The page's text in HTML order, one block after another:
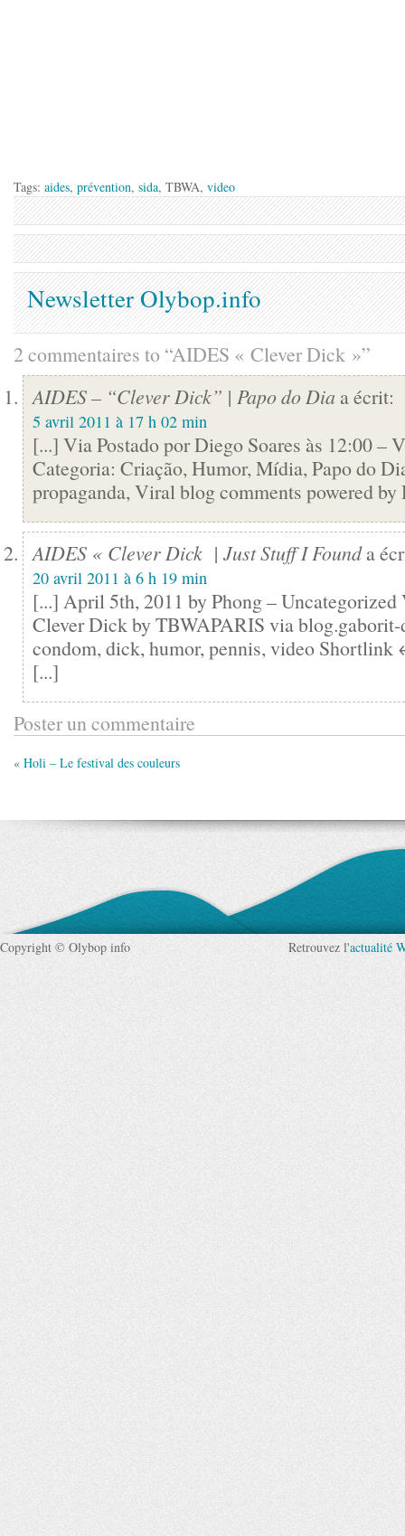
Tags: aides, prévention, sida, TBWA, video
Newsletter Olybop.info
2 commentaires to “AIDES « Clever Dick »”
AIDES – “Clever Dick” | Papo do Dia a écrit:
5 avril 2011 à 17 h 02 min
[...] Via Postado por Diego Soares às 12:00 –
Categoria: Criação, Humor, Mídia, Papo do
propaganda, Viral blog comments powered
AIDES « Clever Dick | Just Stuff I Founda
20 avril 2011 à 6 h 19 min
[...] April 5th, 2011 by Phong –
Clever Dick by TBWAPARIS via blog.gaborit-
condom, dick, humor, pennis, video
[...]
Poster un commentaire
« Holi – Le festival des couleurs
Copyright © Olybop info Retrouvez l'actualité